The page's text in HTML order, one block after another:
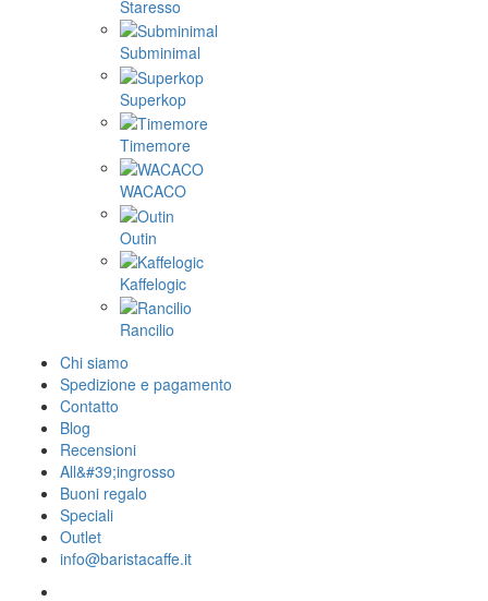
Staresso
Subminimal
Superkop
Timemore
WACACO
Outin
Kaffelogic
Rancilio
Chi siamo
Spedizione e pagamento
Contatto
Blog
Recensioni
All&#39;ingrosso
Buoni regalo
Speciali
Outlet
info@baristacaffe.it